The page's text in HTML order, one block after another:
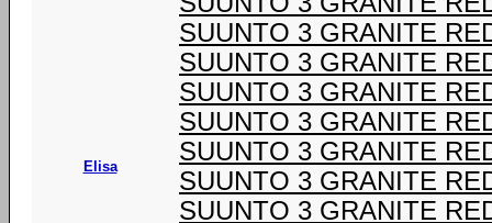
Elisa
SUUNTO 3 GRANITE
SUUNTO 3 GRANITE
SUUNTO 3 GRANITE
SUUNTO 3 GRANITE
SUUNTO 3 GRANITE
SUUNTO 3 GRANITE
SUUNTO 3 GRANITE